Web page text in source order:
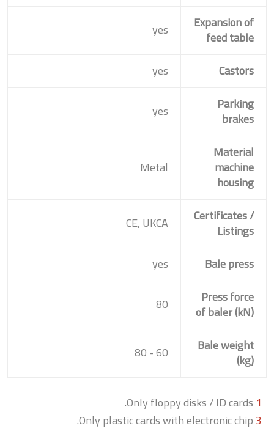
Expansion of
feed table
yes
Castors
yes
Parking
brakes
yes
Material
machine
housing
Metal
Certificates /
Listings
CE, UKCA
Bale press
yes
Press force
of baler (kN)
80
Bale weight
(kg)
60 - 80
1
Only floppy disks / ID cards.
3
Only plastic cards with electronic chip.